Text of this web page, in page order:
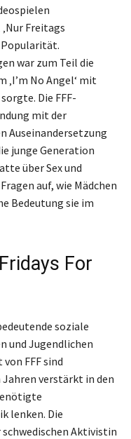
Freitags
Popularität.
war zum Teil die
‚I’m No Angel‘ mit
Die FFF-
mit der
Auseinandersetzung
junge Generation
über Sex und
auf, wie Mädchen
Bedeutung sie im
For
soziale
und Jugendlichen
FFF sind
verstärkt in den
lenken. Die
Aktivistin